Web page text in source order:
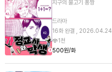
지구의 물고기 퐁짱
드라마
16화 완결 , 2026.04.24
1천
500원/화